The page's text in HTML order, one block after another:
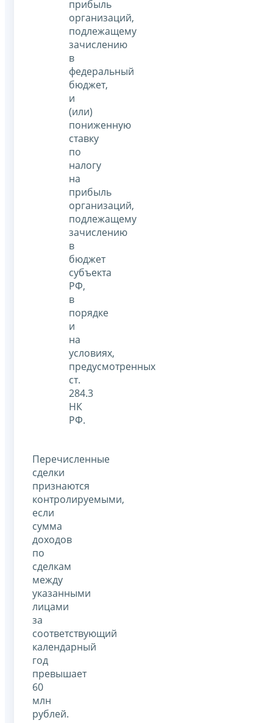
прибыль
организаций,
подлежащему
зачислению
в
федеральный
бюджет,
и
(или)
пониженную
ставку
по
налогу
на
прибыль
организаций,
подлежащему
зачислению
в
бюджет
субъекта
РФ,
в
порядке
и
на
условиях,
предусмотренных
ст.
284.3
НК
РФ.
Перечисленные
сделки
признаются
контролируемыми,
если
сумма
доходов
по
сделкам
между
указанными
лицами
за
соответствующий
календарный
год
превышает
60
млн
рублей.